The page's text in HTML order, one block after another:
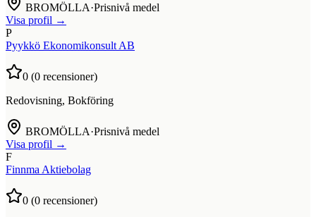
BROMÖLLA·Prisnivå medel
Visa profil →
P
Pyykkö Ekonomikonsult AB
0 (0 recensioner)
Redovisning, Bokföring
BROMÖLLA·Prisnivå medel
Visa profil →
F
Finnma Aktiebolag
0 (0 recensioner)